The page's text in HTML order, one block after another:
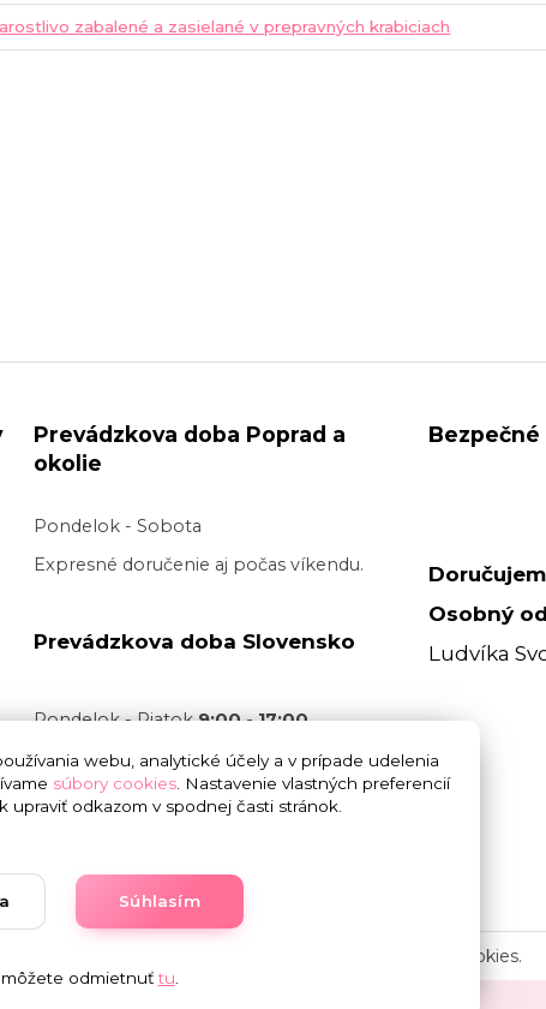
zabalené a zasielané v prepravných krabiciach
Prevádzkova doba Poprad a
okolie
Pondelok - Sobota
Expresné doručenie aj počas víkendu.
Prevádzkova doba Slovensko
Pondelok - Piatok9:00 - 17:00
Doručenie v pracovný deň je realizované
v čase9:00 do 17:00bez garancie
nedoručujeme.
Osobný
Ludvíka
Upravit sběr cookies.
webu, analytické účely a v prípade udelenia
súbory cookies . Nastavenie vlastných preferencií
odkazom v spodnej časti stránok.
Súhlasím
môžete odmietnuťtu